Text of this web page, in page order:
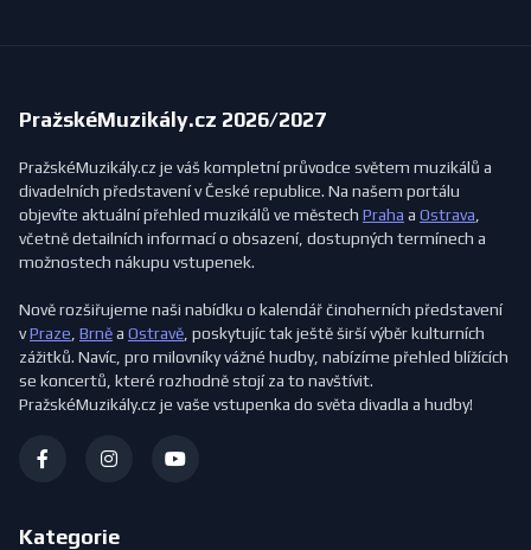
PražskéMuzikály.cz 2026/2027
PražskéMuzikály.cz je váš kompletní průvodce světem muzikálů a
divadelních představení v České republice. Na našem portálu
objevíte aktuální přehled muzikálů ve městech Praha a Ostrava
včetně detailních informací o obsazení, dostupných termínech a
možnostech nákupu vstupenek.
Nově rozšiřujeme naši nabídku o kalendář činoherních představení
vPraze Brněa Ostravě , poskytujíc tak ještě širší výběr kulturních
zážitků. Navíc, pro milovníky vážné hudby, nabízíme přehled blížících
se koncertů, které rozhodně stojí za to navštívit.
PražskéMuzikály.cz je vaše vstupenka do světa divadla a hudby!
Kategorie